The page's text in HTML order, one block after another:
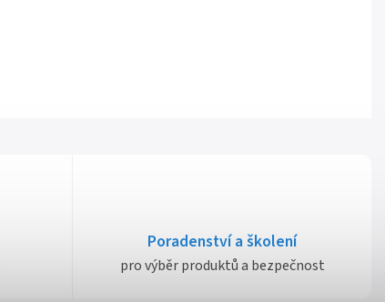
Poradenství a školení
pro výběr produktů a bezpečnost